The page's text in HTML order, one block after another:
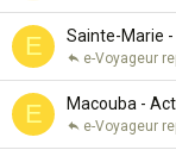
E Sainte-Marie
e-Voyageur
E Macouba -
e-Voyageur